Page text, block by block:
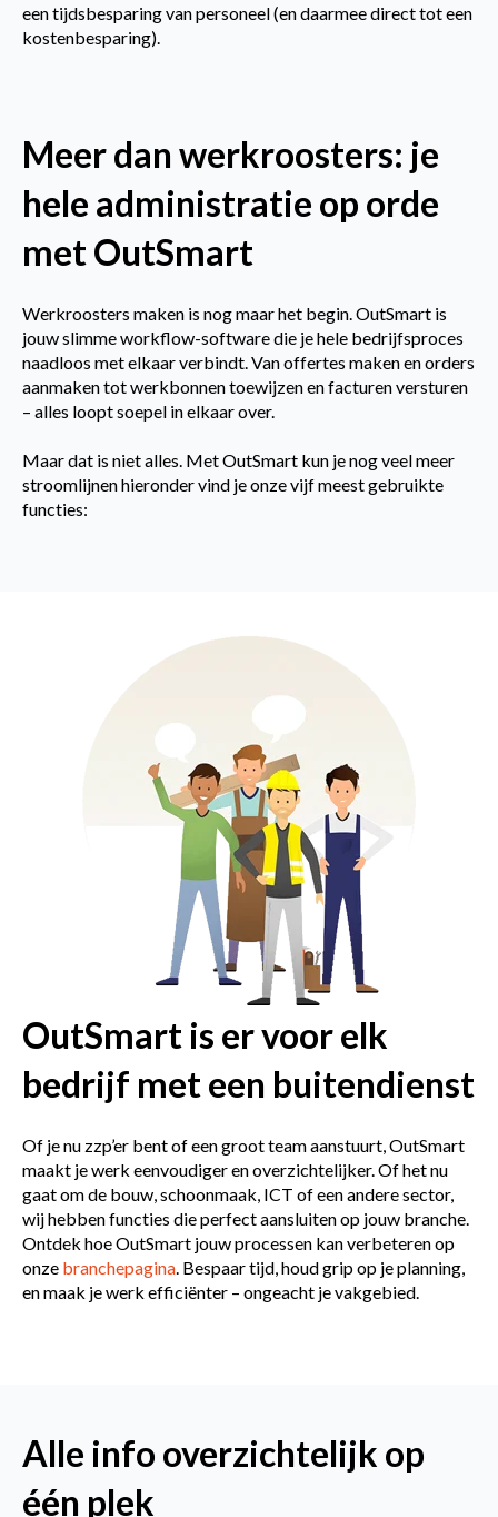
een tijdsbesparing van personeel (en daarmee direct tot een
kostenbesparing).
Meer dan werkroosters: je
hele administratie op orde
met OutSmart
Werkroosters maken is nog maar het begin. OutSmart is
jouw slimme workflow-software die je hele bedrijfsproces
naadloos met elkaar verbindt. Van offertes maken en orders
aanmaken tot werkbonnen toewijzen en facturen versturen
– alles loopt soepel in elkaar over.
Maar dat is niet alles. Met OutSmart kun je nog veel meer
stroomlijnen hieronder vind je onze vijf meest gebruikte
functies:
OutSmart is er voor elk
bedrijf met een buitendienst
Of je nu zzp’er bent of een groot team aanstuurt, OutSmart
maakt je werk eenvoudiger en overzichtelijker. Of het nu
gaat om de bouw, schoonmaak, ICT of een andere sector,
wij hebben functies die perfect aansluiten op jouw branche.
Ontdek hoe OutSmart jouw processen kan verbeteren op
onze branchepagina. Bespaar tijd, houd grip op je planning,
en maak je werk efficiënter – ongeacht je vakgebied.
Alle info overzichtelijk op
één plek